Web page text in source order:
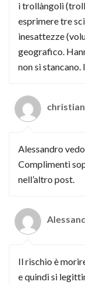
i trollàngoli
esprimere tre
inesattezze
geografico.
non si stancano.
christian
Alessandro
Complimenti
nell’altro post.
Il rischio è
e quindi si